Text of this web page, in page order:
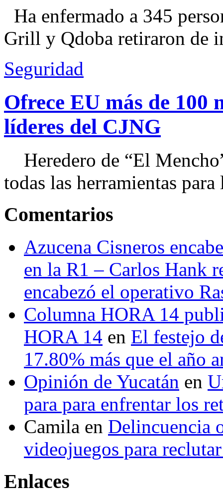
Ha enfermado a 345
Grill y Qdoba retiraron de
Seguridad
Ofrece EU más de 100
líderes del CJNG
Heredero de “El
todas las herramientas
Comentarios
Azucena Cisneros
en la R1 – Carlos Hank
encabezó el operativo
Columna HORA 14
HORA 14 en El festejo
17.80% más que el año
Opinión de Yucatán en
para para enfrentar los
Camila en Delincuencia
videojuegos para
Enlaces